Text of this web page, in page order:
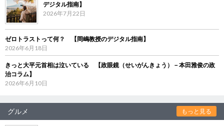
デジタル指南】
2026年7月22日
ゼロトラストって何？ 【岡嶋教授のデジタル指南】
2026年6月18日
きっと大平元首相は泣いている 【政眼鏡（せいがんきょう）－本田雅俊の政
治コラム】
2026年6月10日
グルメ もっと見る